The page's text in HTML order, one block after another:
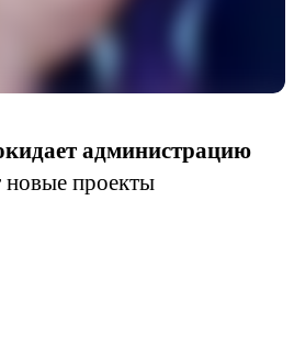
администрацию
новые проекты